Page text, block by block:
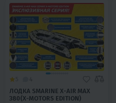
ЛОДКА SMARINE X-AIR MAX
380(X-MOTORS EDITION)